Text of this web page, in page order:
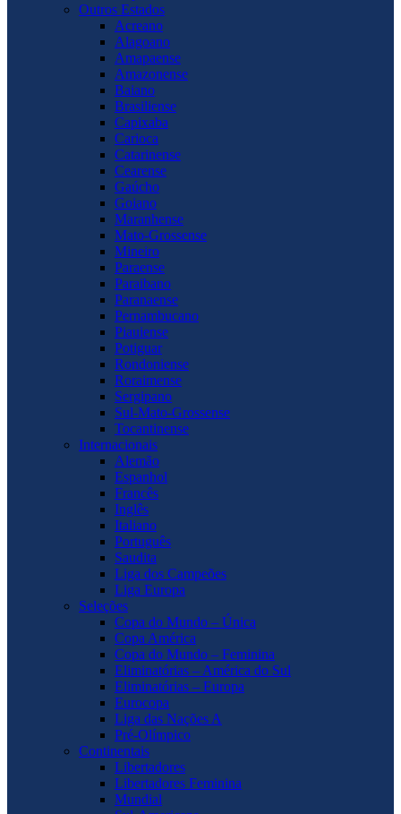
Outros Estados
Acreano
Alagoano
Amapaense
Amazonense
Baiano
Brasiliense
Capixaba
Carioca
Catarinense
Cearense
Gaúcho
Goiano
Maranhense
Mato-Grossense
Mineiro
Paraense
Paraibano
Paranaense
Pernambucano
Piauiense
Potiguar
Rondoniense
Roraimense
Sergipano
Sul-Mato-Grossense
Tocantinense
Internacionais
Alemão
Espanhol
Francês
Inglês
Italiano
Português
Saudita
Liga dos Campeões
Liga Europa
Seleções
Copa do Mundo – Única
Copa América
Copa do Mundo – Feminina
Eliminatórias – América do Sul
Eliminatórias – Europa
Eurocopa
Liga das Nações A
Pré-Olímpico
Continentais
Libertadores
Libertadores Feminina
Mundial